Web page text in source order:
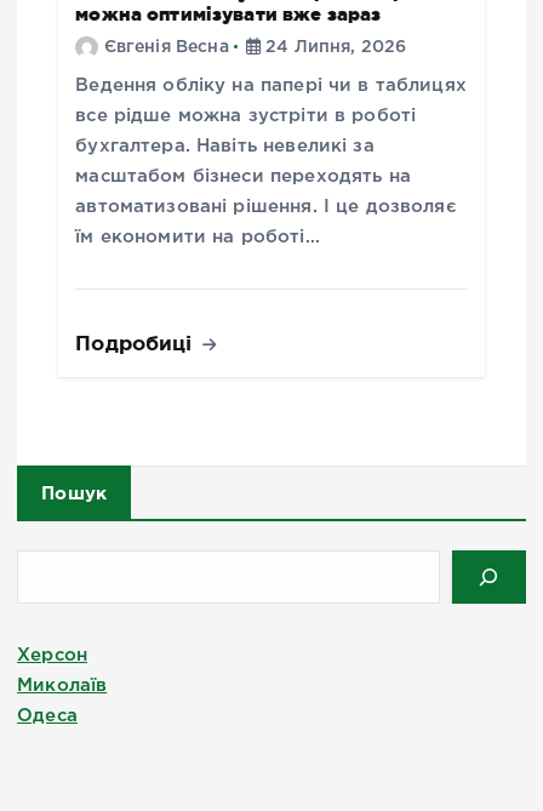
можна оптимізувати вже зараз
Євгенія Весна 24 Липня, 2026
Ведення обліку на папері чи в таблицях
все рідше можна зустріти в роботі
бухгалтера. Навіть невеликі за
масштабом бізнеси переходять на
автоматизовані рішення. І це дозволяє
їм економити на роботі…
Подробиці
Пошук
Херсон
Миколаїв
Одеса